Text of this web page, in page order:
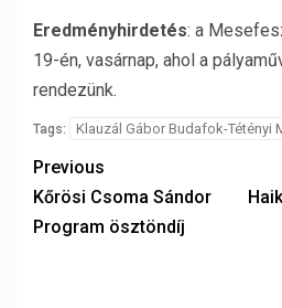
Eredményhirdetés: a
19-én, vasárnap, ahol a
rendezünk.
Tags: Klauzál Gábor Budafok-Tétényi
Previous
Kőrösi Csoma Sándor
Program ösztöndíj